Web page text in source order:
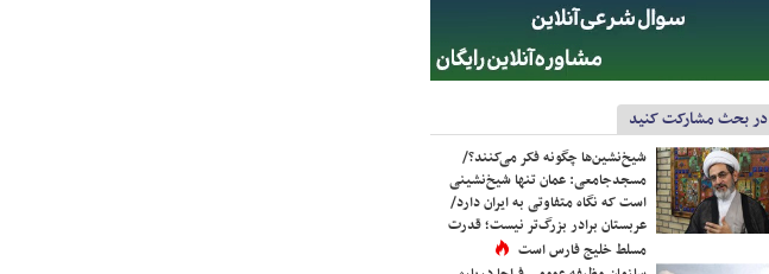
در بحث مشارکت کنید
شیخ‌نشین‌ها چگونه فکر می‌کنند؟/
مسجدجامعی: عمان تنها شیخ‌نشینی
است که نگاه متفاوتی به ایران دارد/
عربستان برادر بزرگ‌تر نیست؛ قدرت
مسلط خلیج فارس است